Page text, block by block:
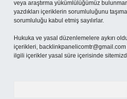
veya araştırma yükümlülüğümüz
yazdıkları içeriklerin sorumluluğunu
sorumluluğu kabul etmiş sayılırlar.
Hukuka ve yasal düzenlemelere aykırı
içerikleri, backlinkpanelicomtr@gmail.com
ilgili içerikler yasal süre içerisinde